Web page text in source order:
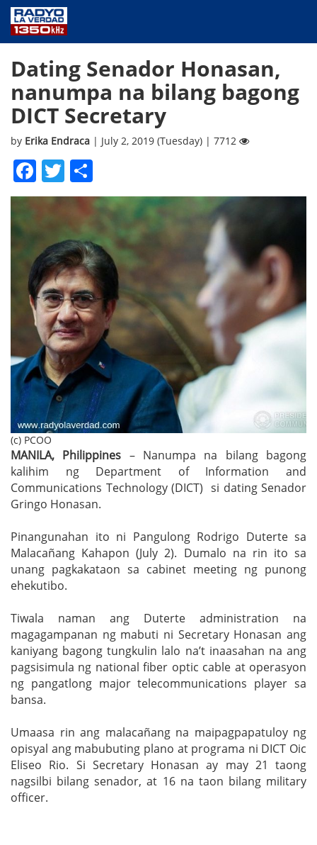
PUBLIC SERVICE
ANNOUNCEMENTS
PROGRAMS
ABOUT
Dating Senador Honasan,
nanumpa na bilang bagong
DICT Secretary
by Erika Endraca | July 2, 2019 (Tuesday) | 7712
Facebook
Twitter
(c) PCOO
MANILA, Philippines – Nanumpa na bilang bagong
kalihim ng Department of Information and
Communications Technology (DICT) si dating Senador
Gringo Honasan.
Pinangunahan ito ni Pangulong Rodrigo Duterte sa
Malacañang Kahapon (July 2). Dumalo na rin ito sa
unang pagkakataon sa cabinet meeting ng punong
ehekutibo.
Tiwala naman ang Duterte administration na
magagampanan ng mabuti ni Secretary Honasan ang
kaniyang bagong tungkulin lalo na’t inaasahan na ang
pagsisimula ng national fiber optic cable at operasyon
ng pangatlong major telecommunications player sa
bansa.
Umaasa rin ang malacañang na maipagpapatuloy ng
opisyal ang mabubuting plano at programa ni DICT Oic
Eliseo Rio. Si Secretary Honasan ay may 21 taong
nagsilbi bilang senador, at 16 na taon bilang military
officer.